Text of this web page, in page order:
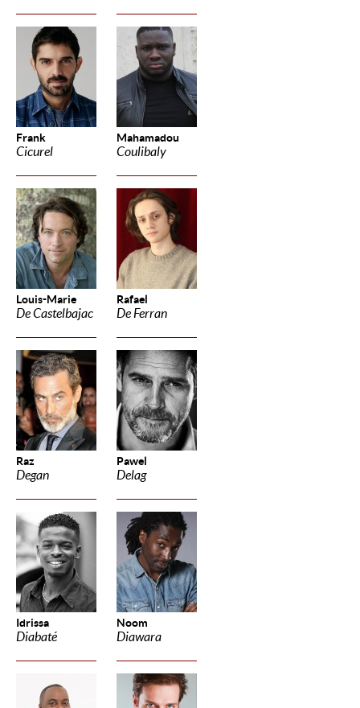
Frank
Cicurel
Mahamadou
Coulibaly
Louis-Marie
De Castelbajac
Rafael
De Ferran
Raz
Degan
Pawel
Delag
Idrissa
Diabaté
Noom
Diawara